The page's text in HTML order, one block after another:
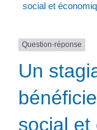
social et
Question-réponse
Un
social et